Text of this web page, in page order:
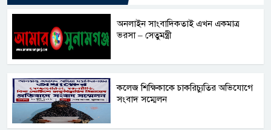
অনলাইন সাংবাদিকতাই এখন একমাত্র
ভরসা – সেতুমন্ত্রী
কলেজ শিক্ষিকাকে চাকরিচ্যুতির অভিযোগে
সংবাদ সম্মেলন